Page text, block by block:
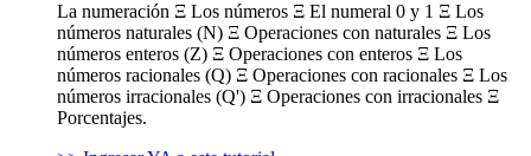
La numeración Ξ Los números Ξ El numeral 0 y 1 Ξ Los
números naturales (N) Ξ Operaciones con naturales Ξ Los
números enteros (Z) Ξ Operaciones con enteros Ξ Los
números racionales (Q) Ξ Operaciones con racionales Ξ Los
números irracionales (Q') Ξ Operaciones con irracionales Ξ
Porcentajes.